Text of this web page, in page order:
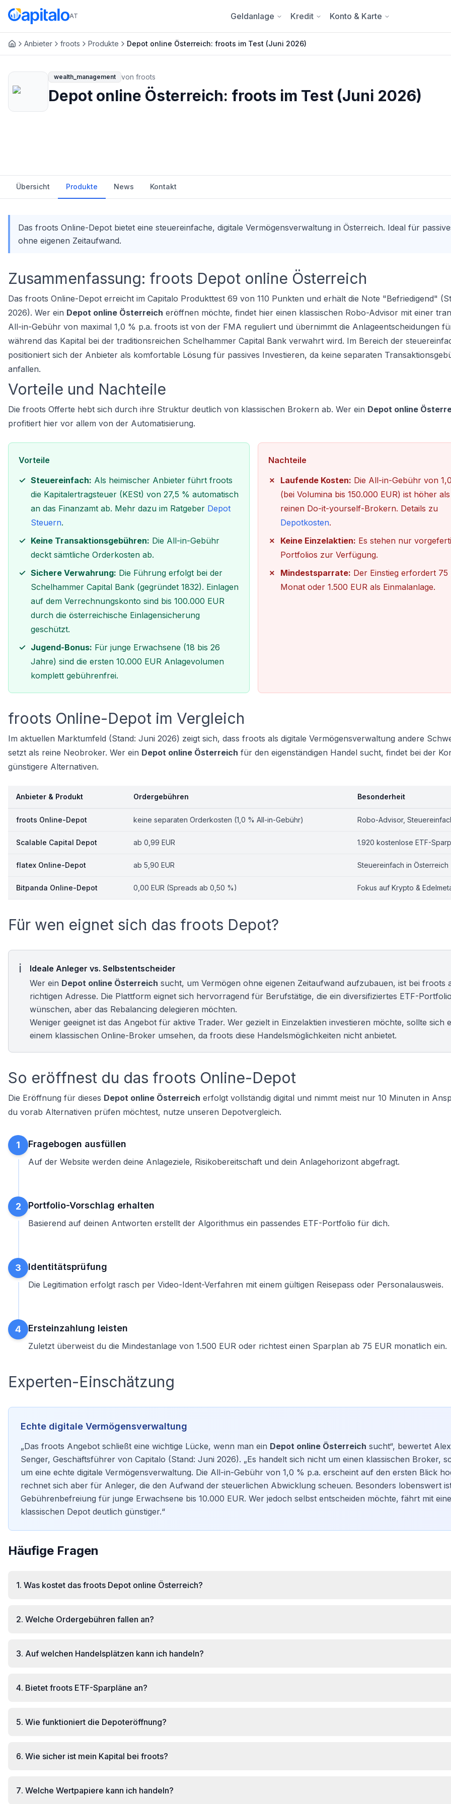
AT Geldanlage Kredit Konto & Karte
Anbieter froots Produkte Depot online Österreich: froots im Test (Juni 2026)
wealth_management von froots
Depot online Österreich: froots im Test (Juni 2026)
Übersicht Produkte News Kontakt
Das froots Online-Depot bietet eine steuereinfache, digitale Vermögensverwaltung in Österreich. Ideal für
ohne eigenen Zeitaufwand.
Zusammenfassung: froots Depot online Österreich
Das froots Online-Depot erreicht im Capitalo Produkttest 69 von 110 Punkten und erhält die Note "Befriedigend"
2026). Wer ein Depot online Österreich eröffnen möchte, findet hier einen klassischen Robo-Advisor mit einer
All-in-Gebühr von maximal 1,0 % p.a. froots ist von der FMA reguliert und übernimmt die Anlageentscheidungen
während das Kapital bei der traditionsreichen Schelhammer Capital Bank verwahrt wird. Im Bereich der
positioniert sich der Anbieter als komfortable Lösung für passives Investieren, da keine separaten
anfallen.
Vorteile und Nachteile
Die froots Offerte hebt sich durch ihre Struktur deutlich von klassischen Brokern ab. Wer ein Depot online
profitiert hier vor allem von der Automatisierung.
Vorteile
Steuereinfach: Als heimischer Anbieter führt froots
die Kapitalertragsteuer (KESt) von 27,5 % automatisch
an das Finanzamt ab. Mehr dazu im Ratgeber Depot
Steuern.
Keine Transaktionsgebühren: Die All-in-Gebühr
deckt sämtliche Orderkosten ab.
Sichere Verwahrung: Die Führung erfolgt bei der
Schelhammer Capital Bank (gegründet 1832). Einlagen
auf dem Verrechnungskonto sind bis 100.000 EUR
durch die österreichische Einlagensicherung
geschützt.
Jugend-Bonus: Für junge Erwachsene (18 bis 26
Jahre) sind die ersten 10.000 EUR Anlagevolumen
komplett gebührenfrei.
Nachteile
Laufende Kosten: Die All-in-Gebühr von
(bei Volumina bis 150.000 EUR) ist höher
reinen Do-it-yourself-Brokern. Details zu
Depotkosten.
Keine Einzelaktien: Es stehen nur
Portfolios zur Verfügung.
Mindestsparrate: Der Einstieg erfordert 75
Monat oder 1.500 EUR als Einmalanlage.
froots Online-Depot im Vergleich
Im aktuellen Marktumfeld (Stand: Juni 2026) zeigt sich, dass froots als digitale Vermögensverwaltung andere
setzt als reine Neobroker. Wer ein Depot online Österreich für den eigenständigen Handel sucht, findet bei der
günstigere Alternativen.
Anbieter & Produkt Ordergebühren Besonderheit
froots Online-Depot keine separaten Orderkosten (1,0 % All-in-Gebühr) Robo-Advisor,
Scalable Capital Depot ab 0,99 EUR 1.920 kostenlose ETF-
flatex Online-Depot ab 5,90 EUR Steuereinfach in Österreich
Bitpanda Online-Depot 0,00 EUR (Spreads ab 0,50 %) Fokus auf Krypto &
Für wen eignet sich das froots Depot?
Ideale Anleger vs. Selbstentscheider
Wer ein Depot online Österreich sucht, um Vermögen ohne eigenen Zeitaufwand aufzubauen, ist bei froots
richtigen Adresse. Die Plattform eignet sich hervorragend für Berufstätige, die ein diversifiziertes ETF-Portfolio
wünschen, aber das Rebalancing delegieren möchten.
Weniger geeignet ist das Angebot für aktive Trader. Wer gezielt in Einzelaktien investieren möchte, sollte sich
einem klassischen Online-Broker umsehen, da froots diese Handelsmöglichkeiten nicht anbietet.
So eröffnest du das froots Online-Depot
Die Eröffnung für dieses Depot online Österreich erfolgt vollständig digital und nimmt meist nur 10 Minuten in
du vorab Alternativen prüfen möchtest, nutze unseren Depotvergleich.
1 Fragebogen ausfüllen
Auf der Website werden deine Anlageziele, Risikobereitschaft und dein Anlagehorizont abgefragt.
2 Portfolio-Vorschlag erhalten
Basierend auf deinen Antworten erstellt der Algorithmus ein passendes ETF-Portfolio für dich.
3 Identitätsprüfung
Die Legitimation erfolgt rasch per Video-Ident-Verfahren mit einem gültigen Reisepass oder Personalausweis.
4 Ersteinzahlung leisten
Zuletzt überweist du die Mindestanlage von 1.500 EUR oder richtest einen Sparplan ab 75 EUR monatlich ein.
Experten-Einschätzung
Echte digitale Vermögensverwaltung
„Das froots Angebot schließt eine wichtige Lücke, wenn man ein Depot online Österreich sucht“, bewertet
Senger, Geschäftsführer von Capitalo (Stand: Juni 2026). „Es handelt sich nicht um einen klassischen Broker,
um eine echte digitale Vermögensverwaltung. Die All-in-Gebühr von 1,0 % p.a. erscheint auf den ersten Blick
rechnet sich aber für Anleger, die den Aufwand der steuerlichen Abwicklung scheuen. Besonders lobenswert
Gebührenbefreiung für junge Erwachsene bis 10.000 EUR. Wer jedoch selbst entscheiden möchte, fährt mit
klassischen Depot deutlich günstiger.“
Häufige Fragen
1. Was kostet das froots Depot online Österreich?
2. Welche Ordergebühren fallen an?
3. Auf welchen Handelsplätzen kann ich handeln?
4. Bietet froots ETF-Sparpläne an?
5. Wie funktioniert die Depoteröffnung?
6. Wie sicher ist mein Kapital bei froots?
7. Welche Wertpapiere kann ich handeln?